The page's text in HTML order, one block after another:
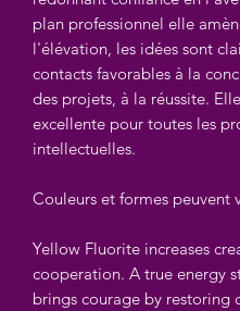
plan professionnel elle
l'élévation, les idées sont
contacts favorables à la
des projets, à la réussite.
excellente pour toutes les
intellectuelles.
Couleurs et formes peuvent
Yellow Fluorite increases
cooperation. A true energy
brings courage by restoring